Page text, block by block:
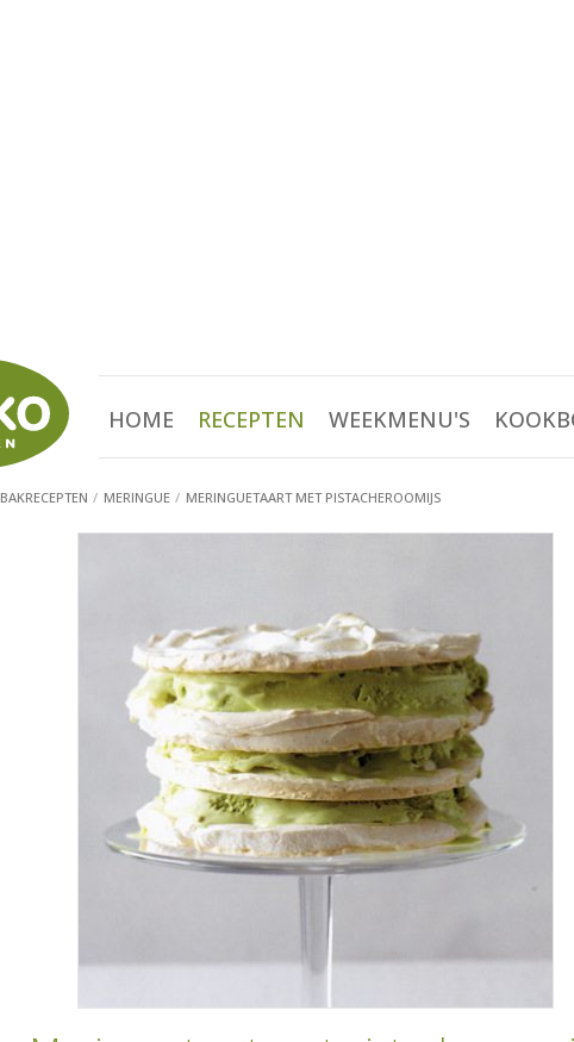
HOME RECEPTEN WEEKMENU'S
BAKRECEPTEN MERINGUE MERINGUETAART MET PISTACHEROOMIJS